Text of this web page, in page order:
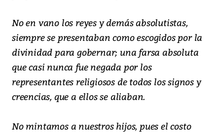
No en vano los reyes y demás absolutistas,
siempre se presentaban como escogidos por la
divinidad para gobernar; una farsa absoluta
que casi nunca fue negada por los
representantes religiosos de todos los signos y
creencias, que a ellos se aliaban.
No mintamos a nuestros hijos, pues el costo